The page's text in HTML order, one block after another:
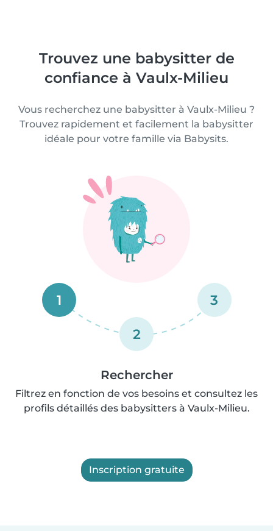
Trouvez une babysitter de
confiance à Vaulx-Milieu
Vous recherchez une babysitter à Vaulx-Milieu ?
Trouvez rapidement et facilement la babysitter
idéale pour votre famille via Babysits.
1
2
3
Rechercher
Filtrez en fonction de vos besoins et consultez les
profils détaillés des babysitters à Vaulx-Milieu.
Inscription gratuite